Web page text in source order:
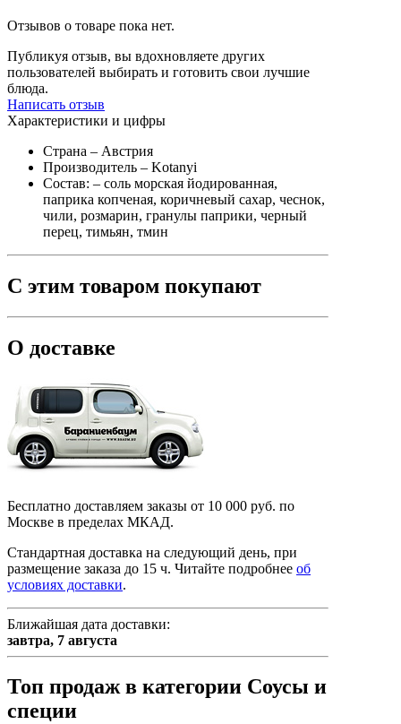
Отзывов о товаре пока нет.
Публикуя отзыв, вы вдохновляете других
пользователей выбирать и готовить свои лучшие
блюда.
Написать отзыв
Характеристики и цифры
Страна – Австрия
Производитель – Kotanyi
Состав: – соль морская йодированная,
паприка копченая, коричневый сахар, чеснок,
чили, розмарин, гранулы паприки, черный
перец, тимьян, тмин
С этим товаром покупают
О доставке
Бесплатно доставляем заказы от 10 000 руб. по
Москве в пределах МКАД.
Стандартная доставка на следующий день, при
размещение заказа до 15 ч. Читайте подробнее об
условиях доставки.
Ближайшая дата доставки:
завтра, 7 августа
Топ продаж в категории Соусы и
специи